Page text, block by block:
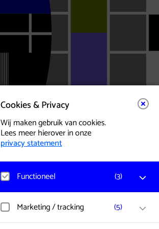
Cookies & Privacy
Wij maken gebruik van cookies.
Lees meer hierover in onze
privacy statement
Functioneel (3)
Matomo
gebruik wordt gemeten en
Marketing / tracking (5)